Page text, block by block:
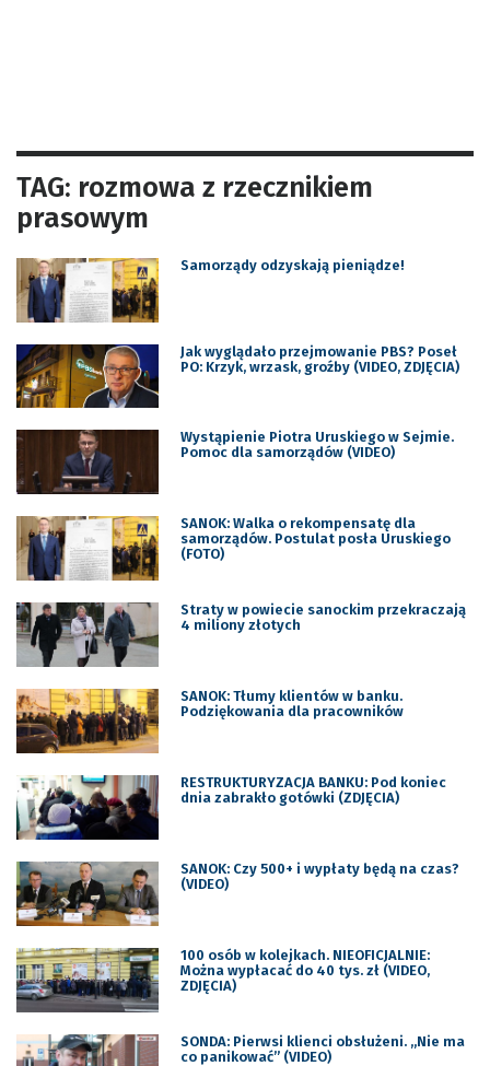
TAG: rozmowa z rzecznikiem
prasowym
Samorządy odzyskają pieniądze!
Jak wyglądało przejmowanie PBS? Poseł
PO: Krzyk, wrzask, groźby (VIDEO, ZDJĘCIA)
Wystąpienie Piotra Uruskiego w Sejmie.
Pomoc dla samorządów (VIDEO)
SANOK: Walka o rekompensatę dla
samorządów. Postulat posła Uruskiego
(FOTO)
Straty w powiecie sanockim przekraczają
4 miliony złotych
SANOK: Tłumy klientów w banku.
Podziękowania dla pracowników
RESTRUKTURYZACJA BANKU: Pod koniec
dnia zabrakło gotówki (ZDJĘCIA)
SANOK: Czy 500+ i wypłaty będą na czas?
(VIDEO)
100 osób w kolejkach. NIEOFICJALNIE:
Można wypłacać do 40 tys. zł (VIDEO,
ZDJĘCIA)
SONDA: Pierwsi klienci obsłużeni. „Nie ma
co panikować” (VIDEO)